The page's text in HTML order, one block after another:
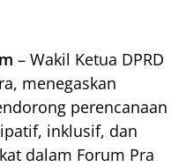
– Wakil Ketua DPRD
menegaskan
perencanaan
inklusif, dan
dalam Forum Pra